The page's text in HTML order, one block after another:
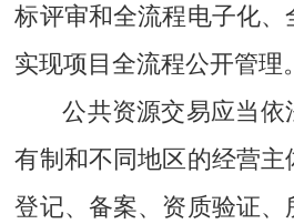
标评审和全流程电子化、
实现项目全流程公开管理。
公共资源交易应当
有制和不同地区的经营
登记、备案、资质验证